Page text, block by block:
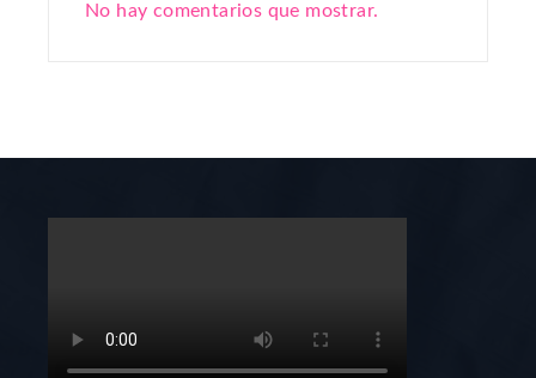
No hay comentarios que mostrar.